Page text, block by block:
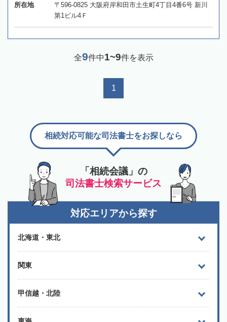
所在地
〒596-0825 大阪府岸和田市土生町4丁目4番6号 新川
第1ビル4Ｆ
全9件中1~9件を表示
1
「相続会議」の
司法書士検索サービス
相続対応可能な司法書士をお探しなら
対応エリアから探す
北海道・東北
関東
甲信越・北陸